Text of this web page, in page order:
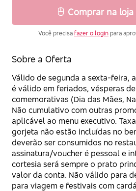
Comprar na loja
Você precisa fazer o login para
Sobre a Oferta
Válido de segunda a sexta-feira,
é válido em feriados, vésperas
comemorativas (Dia das Mães,
Não cumulativo com outras
aplicável ao menu executivo.
gorjeta não estão incluídas no
deverão ser consumidos no
assinatura/voucher é pessoal e
cortesia será sempre o prato
valor da conta. Não válido para
para viagem e festivais com